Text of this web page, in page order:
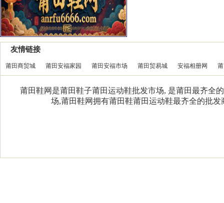
友情链接
莆田商贸城 莆田安福家园 莆田安福市场 莆田贸易城 安福相册网
莆田鞋网是莆田鞋子莆田运动鞋批发市场, 是莆田最齐全
场,莆田鞋网拥有莆田鞋莆田运动鞋最齐全的批